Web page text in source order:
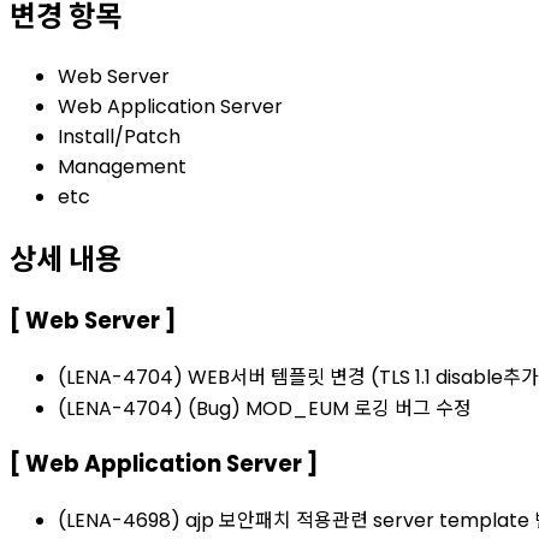
변경 항목
Web Server
Web Application Server
Install/Patch
Management
etc
상세 내용
[ Web Server ]
(LENA-4704) WEB서버 템플릿 변경 (TLS 1.1 disable추
(LENA-4704) (Bug) MOD_EUM 로깅 버그 수정
[ Web Application Server ]
(LENA-4698) ajp 보안패치 적용관련 server template